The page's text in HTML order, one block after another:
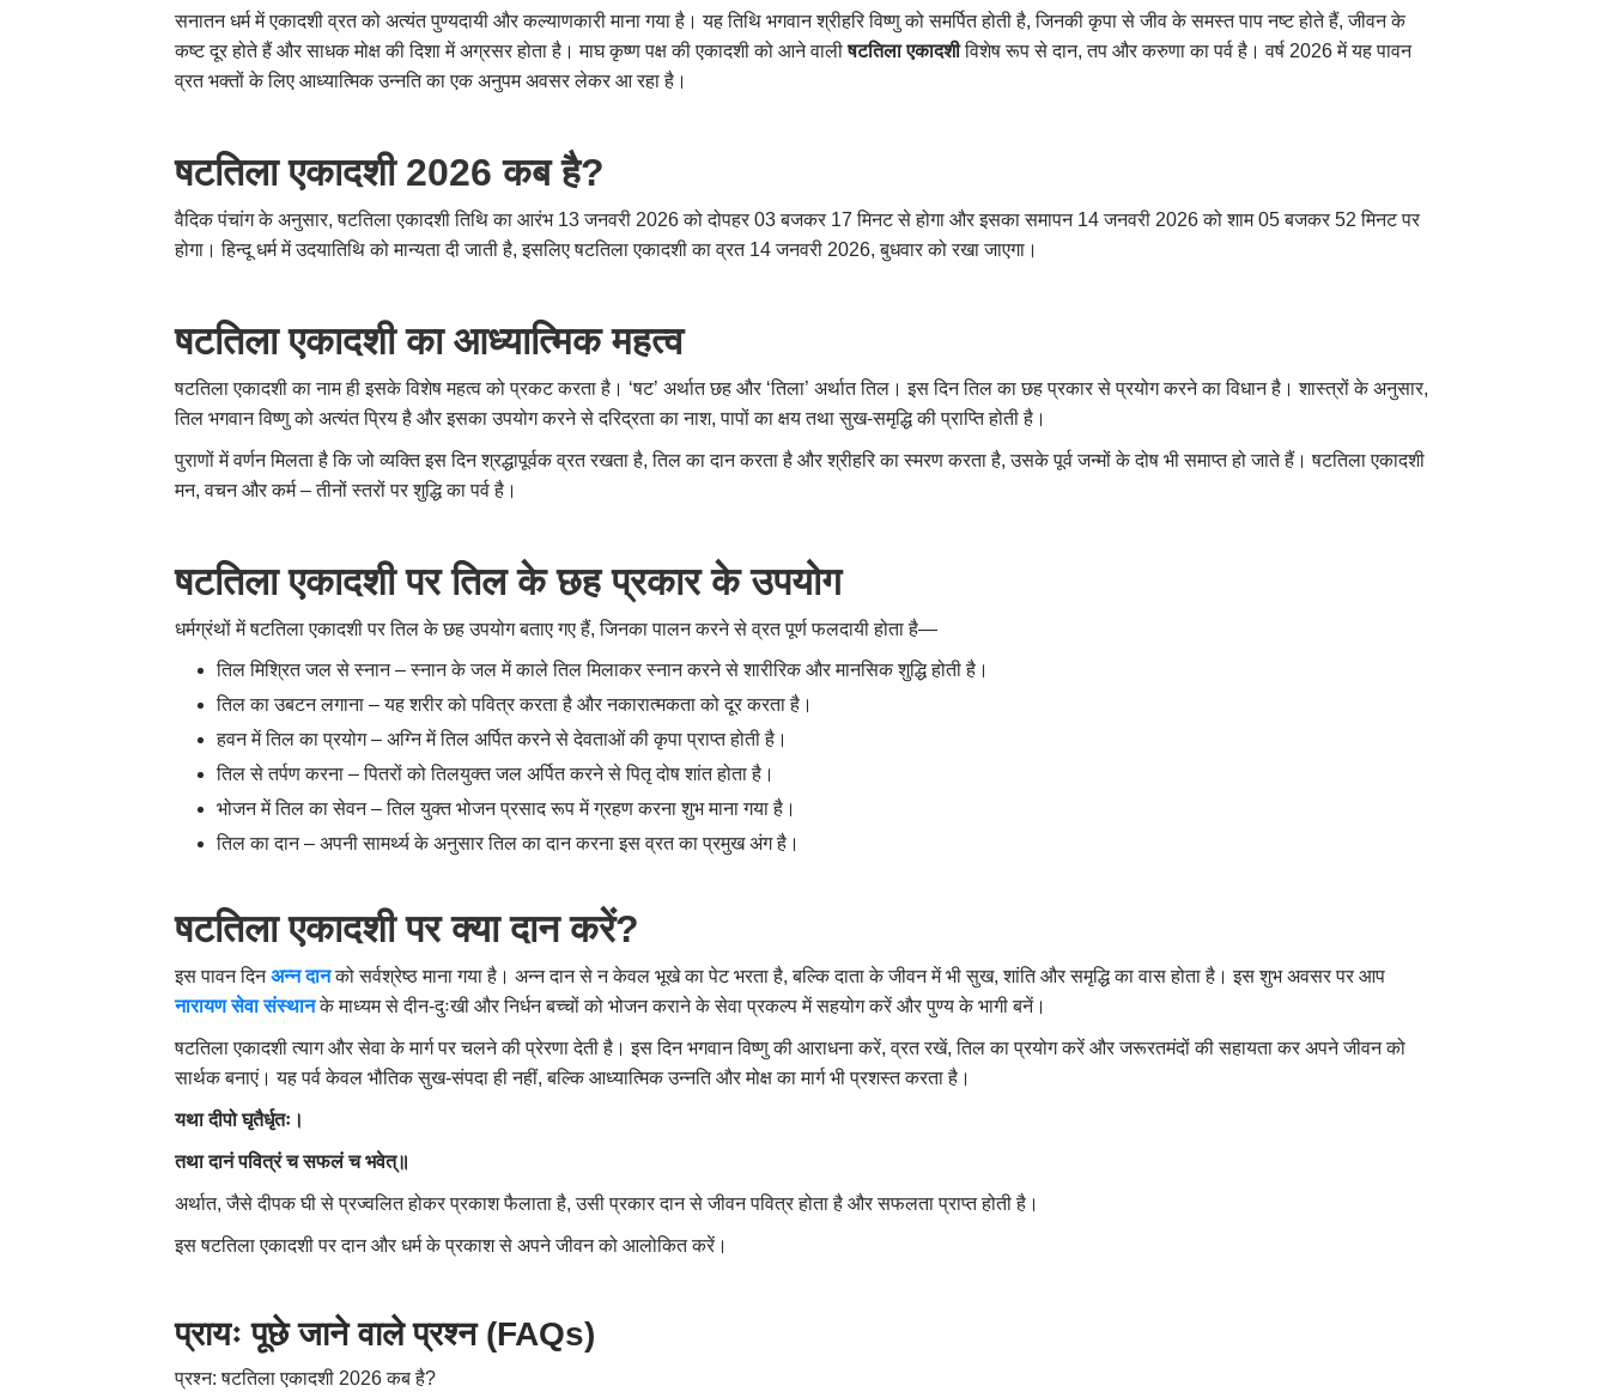
सनातन धर्म में एकादशी व्रत को अत्यंत पुण्यदायी और कल्याणकारी माना गया है। यह तिथि भगवान श्रीहरि विष्णु को समर्पित होती है, जिनकी कृपा से जीव के समस्त पाप नष्ट होते हैं, जीवन के
कष्ट दूर होते हैं और साधक मोक्ष की दिशा में अग्रसर होता है। माघ कृष्ण पक्ष की एकादशी को आने वालीषटतिला एकादशीविशेष रूप से दान, तप और करुणा का पर्व है। वर्ष 2026 में यह पावन
व्रत भक्तों के लिए आध्यात्मिक उन्नति का एक अनुपम अवसर लेकर आ रहा है।
षटतिला एकादशी 2026 कब है?
वैदिक पंचांग के अनुसार, षटतिला एकादशी तिथि का आरंभ 13 जनवरी 2026 को दोपहर 03 बजकर 17 मिनट से होगा और इसका समापन 14 जनवरी 2026 को शाम 05 बजकर 52 मिनट पर
होगा। हिन्दू धर्म में उदयातिथि को मान्यता दी जाती है, इसलिए षटतिला एकादशी का व्रत 14 जनवरी 2026, बुधवार को रखा जाएगा।
षटतिला एकादशी का आध्यात्मिक महत्व
षटतिला एकादशी का नाम ही इसके विशेष महत्व को प्रकट करता है। ‘षट’ अर्थात छह और ‘तिला’ अर्थात तिल। इस दिन तिल का छह प्रकार से प्रयोग करने का विधान है। शास्त्रों के अनुसार,
तिल भगवान विष्णु को अत्यंत प्रिय है और इसका उपयोग करने से दरिद्रता का नाश, पापों का क्षय तथा सुख-समृद्धि की प्राप्ति होती है।
पुराणों में वर्णन मिलता है कि जो व्यक्ति इस दिन श्रद्धापूर्वक व्रत रखता है, तिल का दान करता है और श्रीहरि का स्मरण करता है, उसके पूर्व जन्मों के दोष भी समाप्त हो जाते हैं। षटतिला एकादशी
मन, वचन और कर्म – तीनों स्तरों पर शुद्धि का पर्व है।
षटतिला एकादशी पर तिल के छह प्रकार के उपयोग
धर्मग्रंथों में षटतिला एकादशी पर तिल के छह उपयोग बताए गए हैं, जिनका पालन करने से व्रत पूर्ण फलदायी होता है—
तिल मिश्रित जल से स्नान – स्नान के जल में काले तिल मिलाकर स्नान करने से शारीरिक और मानसिक शुद्धि होती है।
तिल का उबटन लगाना – यह शरीर को पवित्र करता है और नकारात्मकता को दूर करता है।
हवन में तिल का प्रयोग – अग्नि में तिल अर्पित करने से देवताओं की कृपा प्राप्त होती है।
तिल से तर्पण करना – पितरों को तिलयुक्त जल अर्पित करने से पितृ दोष शांत होता है।
भोजन में तिल का सेवन – तिल युक्त भोजन प्रसाद रूप में ग्रहण करना शुभ माना गया है।
तिल का दान – अपनी सामर्थ्य के अनुसार तिल का दान करना इस व्रत का प्रमुख अंग है।
षटतिला एकादशी पर क्या दान करें?
इस पावन दिनअन्न दान को सर्वश्रेष्ठ माना गया है। अन्न दान से न केवल भूखे का पेट भरता है, बल्कि दाता के जीवन में भी सुख, शांति और समृद्धि का वास होता है। इस शुभ अवसर पर आप
नारायण सेवा संस्थानके माध्यम से दीन-दुःखी और निर्धन बच्चों को भोजन कराने के सेवा प्रकल्प में सहयोग करें और पुण्य के भागी बनें।
षटतिला एकादशी त्याग और सेवा के मार्ग पर चलने की प्रेरणा देती है। इस दिन भगवान विष्णु की आराधना करें, व्रत रखें, तिल का प्रयोग करें और जरूरतमंदों की सहायता कर अपने जीवन को
सार्थक बनाएं। यह पर्व केवल भौतिक सुख-संपदा ही नहीं, बल्कि आध्यात्मिक उन्नति और मोक्ष का मार्ग भी प्रशस्त करता है।
यथा दीपो घृतैर्धृतः।
तथा दानं पवित्रं च सफलं च भवेत्॥
अर्थात, जैसे दीपक घी से प्रज्वलित होकर प्रकाश फैलाता है, उसी प्रकार दान से जीवन पवित्र होता है और सफलता प्राप्त होती है।
इस षटतिला एकादशी पर दान और धर्म के प्रकाश से अपने जीवन को आलोकित करें।
प्रायः पूछे जाने वाले प्रश्न (FAQs)
प्रश्न: षटतिला एकादशी 2026 कब है?